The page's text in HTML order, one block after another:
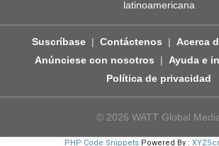
latinoamericana
Suscríbase Contáctenos
Acerca
Anúnciese con nosotros
Ayuda e
Política de privacidad
© 2026 WATT Global
PHP Code Snippets Powered By :